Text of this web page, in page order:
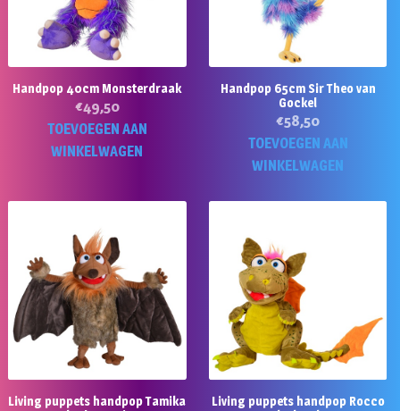
Handpop 40cm Monsterdraak
€49,50
TOEVOEGEN AAN
WINKELWAGEN
Handpop 65cm Sir Theo van
Gockel
€58,50
TOEVOEGEN AAN
WINKELWAGEN
Living puppets handpop Tamika
Living puppets handpop Rocco